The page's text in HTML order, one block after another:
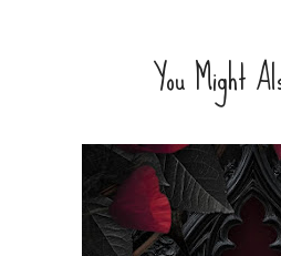
You Might